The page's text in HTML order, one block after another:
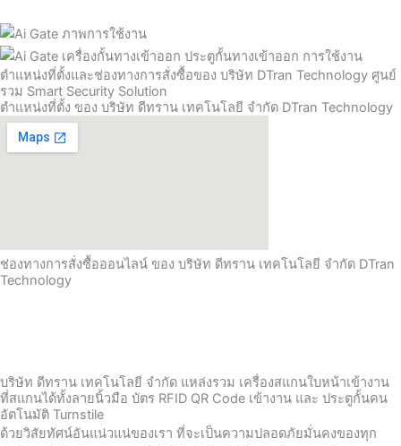
ตำแหน่งที่ตั้งและช่องทางการสั่งซื้อของ บริษัท DTran Technology ศูนย์
รวม Smart Security Solution
ตำแหน่งที่ตั้ง ของ บริษัท ดีทราน เทคโนโลยี จำกัด DTran Technology
ช่องทางการสั่งซื้อออนไลน์ ของ บริษัท ดีทราน เทคโนโลยี จำกัด DTran
Technology
บริษัท ดีทราน เทคโนโลยี จำกัด แหล่งรวม เครื่องสแกนใบหน้าเข้างาน
ที่สแกนได้ทั้งลายนิ้วมือ บัตร RFID QR Code เข้างาน และ ประตูกั้นคน
อัตโนมัติ Turnstile
ด้วยวิสัยทัศน์อันแน่วแน่ของเรา ที่จะเป็นความปลอดภัยมั่นคงของทุก